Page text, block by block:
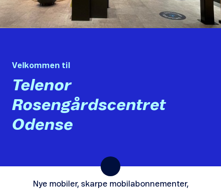
Velkommen til
Telenor
Rosengårdscentret
Odense
Nye mobiler, skarpe mobilabonnementer,